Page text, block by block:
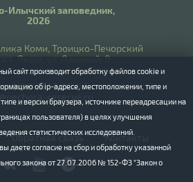
Илычский заповедник,
2026
Коми, Троицко-Печорский
Якша, ул. Ланиной, 8
8(8212) 55-55-77
reserve.ru
Обратная связь Контакты
сайт производит обработку файлов cookie и
об ip-адресе, местоположении, типе и
и версии браузера, источнике переадресации на
пользователя) в целях улучшения
статистических исследований.
даете согласие на сбор и обработку указанной
закона от 27.07.2006 № 152-ФЗ "Закон о